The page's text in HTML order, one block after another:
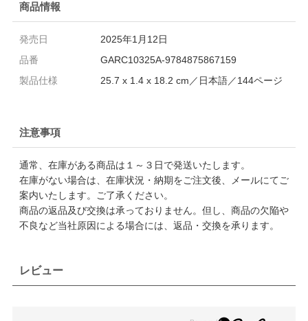
商品情報
発売日
2025年1月12日
品番
GARC10325A-9784875867159
製品仕様
25.7 x 1.4 x 18.2 cm／日本語／144ページ
注意事項
通常、在庫がある商品は１～３日で発送いたします。
在庫がない場合は、在庫状況・納期をご注文後、メールにてご
案内いたします。ご了承ください。
商品の返品及び交換は承っておりません。但し、商品の欠陥や
不良など当社原因による場合には、返品・交換を承ります。
レビュー